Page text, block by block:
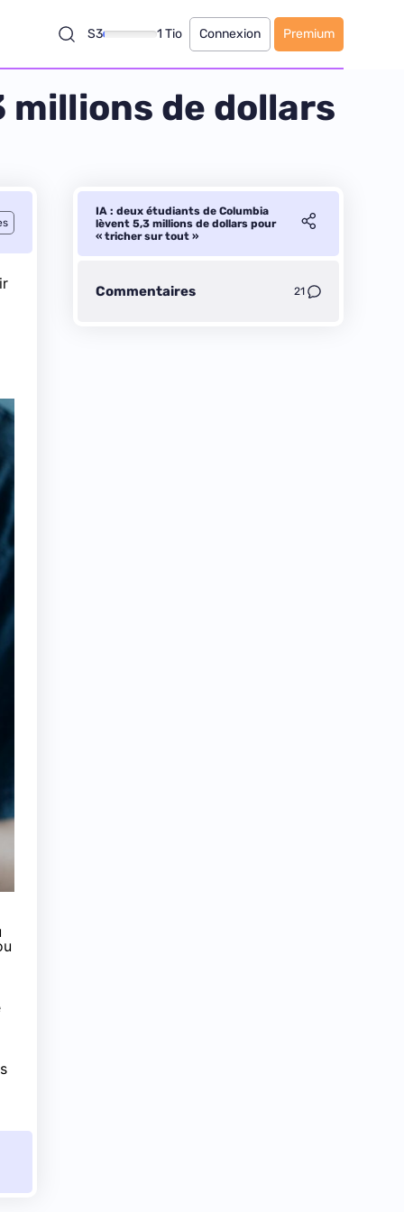
S3 1 Tio Connexion Premium
millions de dollars
IA : deux étudiants de Columbia
lèvent 5,3 millions de dollars pour
« tricher sur tout »
Commentaires 21